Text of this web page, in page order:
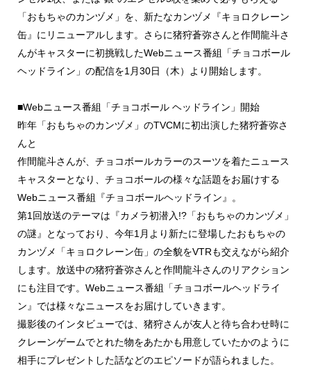
「おもちゃのカンヅメ」を、新たなカンヅメ『キョロクレーン
缶』にリニューアルします。さらに猪狩蒼弥さんと作間龍斗さ
んがキャスターに初挑戦したWebニュース番組「チョコボール
ヘッドライン」の配信を1月30日（木）より開始します。
■Webニュース番組「チョコボール ヘッドライン」開始
昨年「おもちゃのカンヅメ」のTVCMに初出演した猪狩蒼弥さ
んと
作間龍斗さんが、チョコボールカラーのスーツを着たニュース
キャスターとなり、チョコボールの様々な話題をお届けする
Webニュース番組『チョコボールヘッドライン』。
第1回放送のテーマは『カメラ初潜入!?「おもちゃのカンヅメ」
の謎』となっており、今年1月より新たに登場したおもちゃの
カンヅメ「キョロクレーン缶」の全貌をVTRも交えながら紹介
します。放送中の猪狩蒼弥さんと作間龍斗さんのリアクション
にも注目です。Webニュース番組「チョコボールヘッドライ
ン』では様々なニュースをお届けしていきます。
撮影後のインタビューでは、猪狩さんが友人と待ち合わせ時に
クレーンゲームでとれた物をあたかも用意していたかのように
相手にプレゼントした話などのエピソードが語られました。